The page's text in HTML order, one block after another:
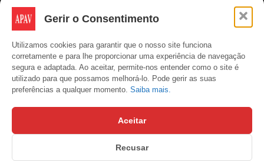
Gerir o Consentimento
Utilizamos cookies para garantir que o nosso site funciona
corretamente e para lhe proporcionar uma experiência de navegação
segura e adaptada. Ao aceitar, permite-nos entender como o site é
utilizado para que possamos melhorá-lo. Pode gerir as suas
preferências a qualquer momento. Saiba mais.
Aceitar
Recusar